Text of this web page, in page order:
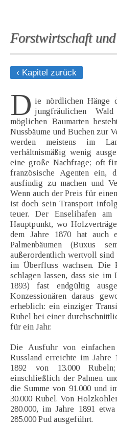
Forstwirtschaft
‹ Kapitel zurück
D ie nördlichen Hänge
jungfräulichen
möglichen Baumarten
Nussbäume und Buchen zur
werden meistens im
verhältnismäßig wenig
eine große Nachfrage; oft
französische Agenten ein,
ausfindig zu machen und
Wenn auch der Preis für
ist doch sein Transport
teuer. Der Enselihafen
Hauptpunkt, wo
dem Jahre 1870 hat auch
Palmenbäumen (Buxus
außerordentlich wertvoll sind
im Überfluss wachsen. Die
schlagen lassen, dass sie
1893) fast endgültig
Konzessionären daraus
erheblich: ein einziger
Rubel bei einer
für ein Jahr.
Die Ausfuhr von
Russland erreichte im Jahre
1892 von 13.000
einschließlich der Palmen
die Summe von 91.000 und
30.000 Rubel. Von
280.000, im Jahre 1891
285.000 Pud ausgeführt.